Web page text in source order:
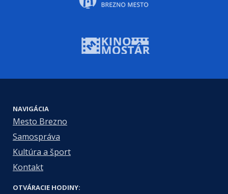
NAVIGÁCIA
Mesto Brezno
Samospráva
Kultúra a šport
Kontakt
OTVÁRACIE HODINY: